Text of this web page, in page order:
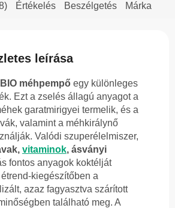
Értékelés Beszélgetés Márka
leírása
méhpempő egy különleges
Ezt a zselés állagú anyagot a
garatmirigyei termelik, és a
valamint a méhkirálynő
Valódi szuperélelmiszer,
vitaminok, ásványi
fontos anyagok koktélját
kiegészítőben a
azaz fagyasztva szárított
található meg. A